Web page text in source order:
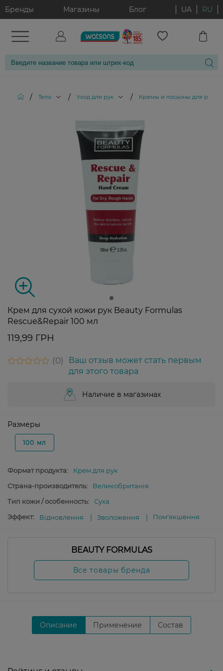
Бренды Магазины Блог UA RU
/ Тело / Уход для рук / Кремы и лосьоны для рук
Крем для сухой кожи рук Beauty Formulas
Rescue&Repair 100 мл
119,99 ГРН
0
Ваш отзыв может стать первым
для этого товара
Наличие в магазинах
Размеры
100 мл
Формат продукта:
Крем для рук
Страна-производитель:
Великобританія
Тип кожи / особенность:
Суха
Эффект:
Відновлення Зволоження Пом'якшення
BEAUTY FORMULAS
Все товары бренда
Описание Применение Состав